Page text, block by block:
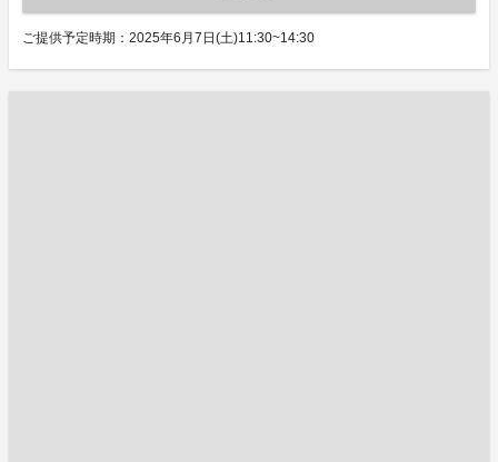
ご提供予定時期：2025年6月7日(土)11:30~14:30